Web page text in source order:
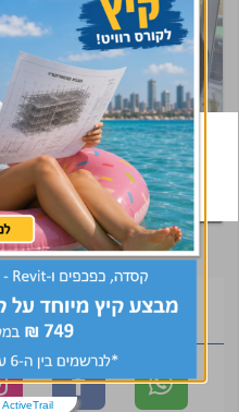
קיבלת קסדה של
CivilEng ? עשית
שינוי בקריירה
הצטרפו לקהילה
ActiveTrail